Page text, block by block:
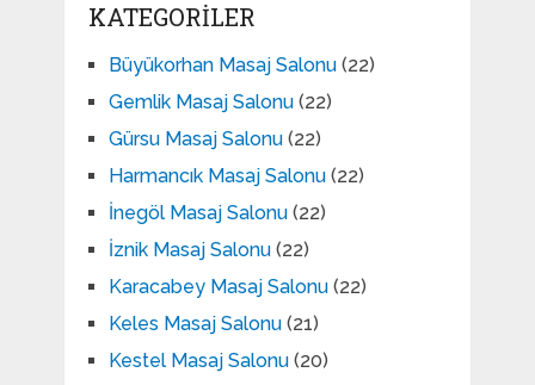
KATEGORILER
Büyükorhan Masaj Salonu(22)
Gemlik Masaj Salonu(22)
Gürsu Masaj Salonu(22)
Harmancık Masaj Salonu(22)
İnegöl Masaj Salonu(22)
İznik Masaj Salonu(22)
Karacabey Masaj Salonu(22)
Keles Masaj Salonu(21)
Kestel Masaj Salonu(20)